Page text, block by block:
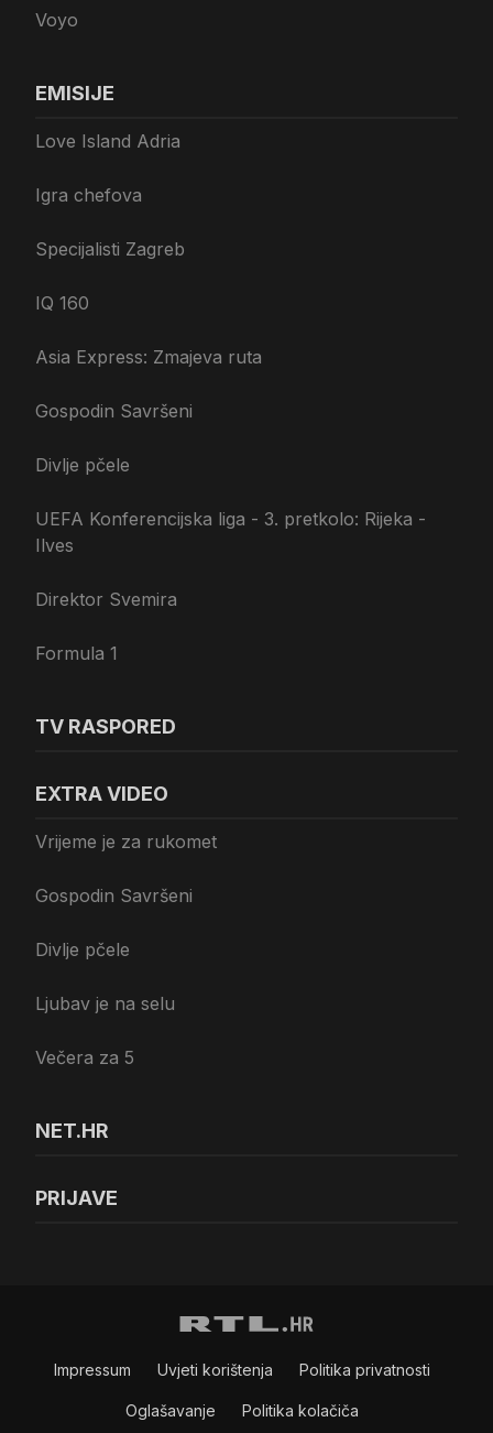
Voyo
EMISIJE
Love Island Adria
Igra chefova
Specijalisti Zagreb
IQ 160
Asia Express: Zmajeva ruta
Gospodin Savršeni
Divlje pčele
UEFA Konferencijska liga - 3. pretkolo: Rijeka -
Ilves
Direktor Svemira
Formula 1
TV RASPORED
EXTRA VIDEO
Vrijeme je za rukomet
Gospodin Savršeni
Divlje pčele
Ljubav je na selu
Večera za 5
NET.HR
PRIJAVE
Impressum Uvjeti korištenja Politika privatnosti
Oglašavanje Politika kolačiča